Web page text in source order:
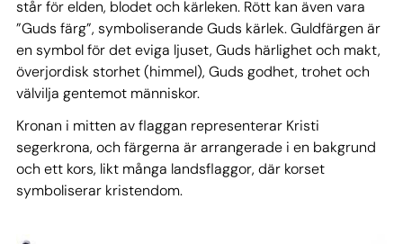
står för elden, blodet och kärleken. Rött kan även vara
”Guds färg”, symboliserande Guds kärlek. Guldfärgen är
en symbol för det eviga ljuset, Guds härlighet och makt,
överjordisk storhet (himmel), Guds godhet, trohet och
välvilja gentemot människor.
Kronan i mitten av flaggan representerar Kristi
segerkrona, och färgerna är arrangerade i en bakgrund
och ett kors, likt många landsflaggor, där korset
symboliserar kristendom.